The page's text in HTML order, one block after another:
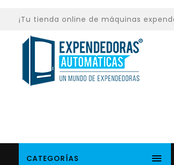
¡Tu tienda online de máquinas
CATEGORÍAS 